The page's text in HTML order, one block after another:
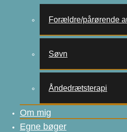
Forældre/pårørende
Søvn
Åndedrætsterapi
Om mig
Egne bøger